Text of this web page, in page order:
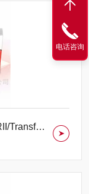
RecombinantMouseTGFBR2/TGF-βRII/TransformingGrowthFactor-βReceptorTypeII
电话咨询